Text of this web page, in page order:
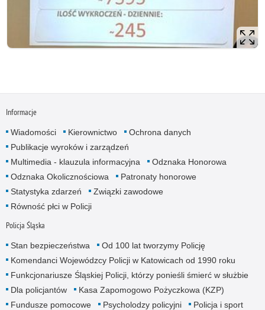
Informacje
Wiadomości Kierownictwo
Ochrona danych
Publikacje wyroków i zarządzeń
Multimedia - klauzula informacyjna
Odznaka Honorowa
Odznaka Okolicznościowa
Patronaty honorowe
Statystyka zdarzeń
Związki zawodowe
Równość płci w Policji
Policja Śląska
Stan bezpieczeństwa
Od 100 lat tworzymy Policję
Komendanci Wojewódzcy Policji w Katowicach od 1990 roku
Funkcjonariusze Śląskiej Policji, którzy ponieśli śmierć w służbie
Dla policjantów
Kasa Zapomogowo Pożyczkowa (KZP)
Fundusze pomocowe
Psycholodzy policyjni
Policja i sport